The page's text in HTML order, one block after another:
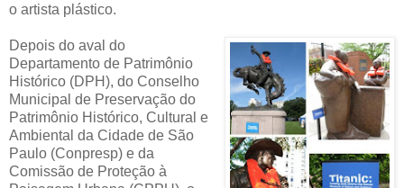
o artista plástico.
Depois do aval do
Departamento de Patrimônio
Histórico (DPH), do Conselho
Municipal de Preservação do
Patrimônio Histórico, Cultural e
Ambiental da Cidade de São
Paulo (Conpresp) e da
Comissão de Proteção à